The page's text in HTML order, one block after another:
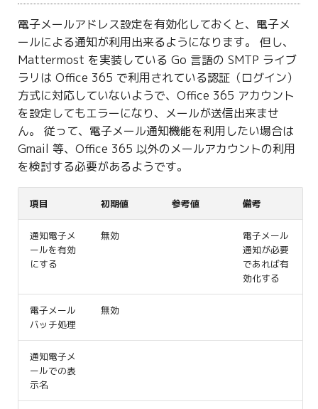
電子メールアドレス設定を有効化しておくと、電子メ
ールによる通知が利用出来るようになります。 但し、
Mattermost を実装している Go 言語の SMTP ライブ
ラリは Office 365 で利用されている認証（ログイン）
方式に対応していないようで、Office 365 アカウント
を設定してもエラーになり、メールが送信出来ませ
ん。 従って、電子メール通知機能を利用したい場合は
Gmail 等、Office 365 以外のメールアカウントの利用
を検討する必要があるようです。
項目 初期値 参考値 備考
通知電子メ
ールを有効
にする
無効
電子メール
通知が必要
であれば有
効化する
電子メール
バッチ処理
無効
通知電子メ
ールでの表
示名